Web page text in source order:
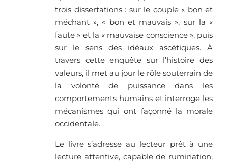
trois dissertations : sur le couple « bon et
méchant », « bon et mauvais », sur la «
faute » et la « mauvaise conscience », puis
sur le sens des idéaux ascétiques. À
travers cette enquête sur l’histoire des
valeurs, il met au jour le rôle souterrain de
la volonté de puissance dans les
comportements humains et interroge les
mécanismes qui ont façonné la morale
occidentale.
Le livre s’adresse au lecteur prêt à une
lecture attentive, capable de rumination,